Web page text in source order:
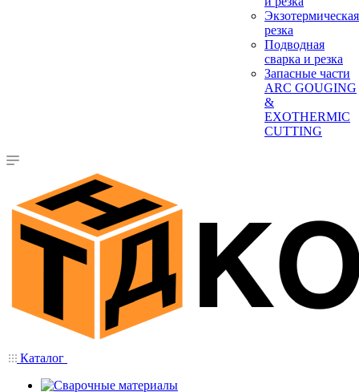
Экзотермическая
резка
Подводная
сварка и резка
Запасные части
ARC GOUGING
&
EXOTHERMIC
CUTTING
Каталог